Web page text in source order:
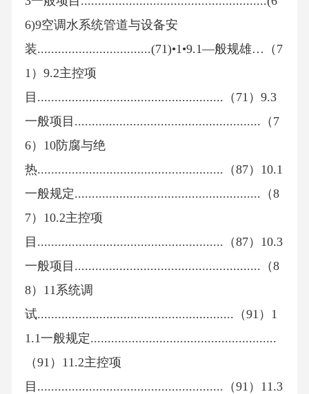
6)9空调水系统管道与设备安
装.................................(71)•1•9.1—般规雄…（7
1）9.2主控项
目......................................................（71）9.3
一般项目......................................................（7
6）10防腐与绝
热......................................................（87）10.1
一般规定......................................................（8
7）10.2主控项
目......................................................（87）10.3
一般项目......................................................（8
8）11系统调
试.........................................................（91）1
1.1一般规定......................................................
（91）11.2主控项
目......................................................（91）11.3